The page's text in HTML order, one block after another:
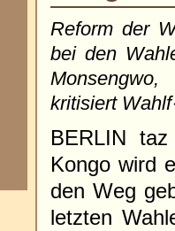
Reform der
bei den
kritisiert
BERLIN
Kongo wird
den Weg
letzten